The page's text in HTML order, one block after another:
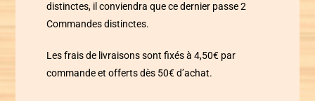
distinctes, il conviendra que ce dernier passe 2
Commandes distinctes.
Les frais de livraisons sont fixés à 4,50€ par
commande et offerts dès 50€ d’achat.